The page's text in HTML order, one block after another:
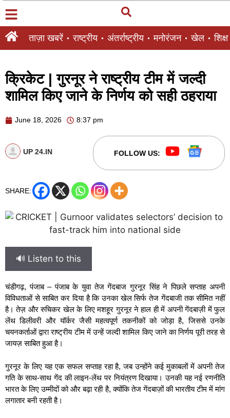
ताज़ा खबरें राष्ट्रीय अंतर्राष्ट्रीय मनोरंजन खेल शिक्षा
क्रिकेट | गुरनूर ने राष्ट्रीय टीम में जल्दी
शामिल किए जाने के निर्णय को सही ठहराया
June 18, 2026 8:37 pm
UP 24.IN FOLLOW US:
SHARE:
🔊 Listen to this
चंडीगढ़, पंजाब – पंजाब के युवा तेज गेंदबाज गुरनूर सिंह ने पिछले सप्ताह अपनी
विविधताओं से साबित कर दिया है कि उनका खेल सिर्फ तेज गेंदबाजी तक सीमित नहीं
है। तेज़ और रुचिकर खेल के लिए मशहूर गुरनूर ने हाल ही में अपनी गेंदबाज़ी में फुल
लेंथ डिलीवरी और यॉर्कर जैसी महत्वपूर्ण तकनीकों को जोड़ा है, जिससे उनके
चयनकर्ताओं द्वारा राष्ट्रीय टीम में उन्हें जल्दी शामिल किए जाने का निर्णय पूरी तरह से
जायज़ साबित हुआ है।
गुरनूर के लिए यह एक सफल सप्ताह रहा है, जब उन्होंने कई मुकाबलों में अपनी तेज
गति के साथ-साथ गेंद की लाइन-लेंथ पर नियंत्रण दिखाया। उनकी यह नई रणनीति
भारत के लिए उम्मीदों को और बढ़ा रही है, क्योंकि तेज गेंदबाज़ों की भारतीय टीम में मांग
लगातार बनी रहती है।